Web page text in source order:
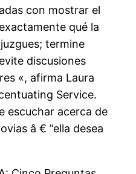
con mostrar el
qué la
termine
discusiones
«, afirma Laura
Service.
escuchar acerca de
â € ”ella desea